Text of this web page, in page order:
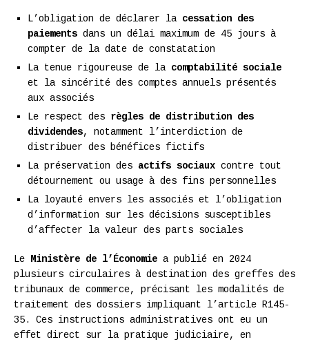
L’obligation de déclarer la cessation des
paiements dans un délai maximum de 45 jours à
compter de la date de constatation
La tenue rigoureuse de la comptabilité sociale
et la sincérité des comptes annuels présentés
aux associés
Le respect des règles de distribution des
dividendes, notamment l’interdiction de
distribuer des bénéfices fictifs
La préservation des actifs sociaux contre tout
détournement ou usage à des fins personnelles
La loyauté envers les associés et l’obligation
d’information sur les décisions susceptibles
d’affecter la valeur des parts sociales
Le Ministère de l’Économie a publié en 2024
plusieurs circulaires à destination des greffes des
tribunaux de commerce, précisant les modalités de
traitement des dossiers impliquant l’article R145-
35. Ces instructions administratives ont eu un
effet direct sur la pratique judiciaire, en